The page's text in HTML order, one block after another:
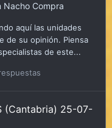
Nacho Compra
aquí las unidades
de su opinión. Piensa
de este...
(Cantabria) 25-07-